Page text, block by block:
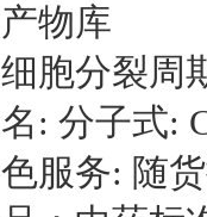
产物库
细胞分裂周
名: 分子式:
色服务: 随